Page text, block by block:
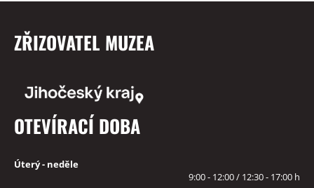
ZŘIZOVATEL MUZEA
OTEVÍRACÍ DOBA
Úterý - neděle
9:00 - 12:00 / 12:30 - 17:00 h